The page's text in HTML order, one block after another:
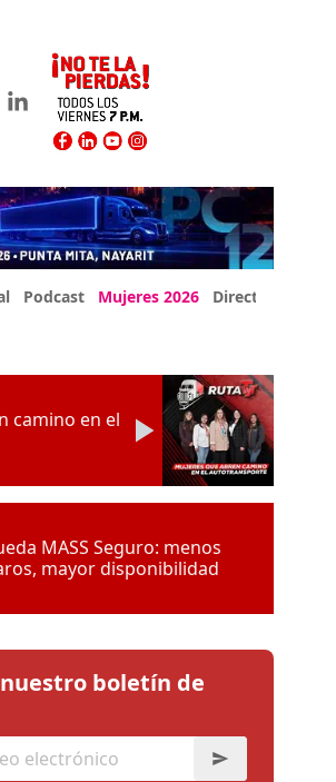
Podcast Mujeres 2026 Directorio Expo
camino en el
MASS Seguro: menos
mayor disponibilidad
boletín de